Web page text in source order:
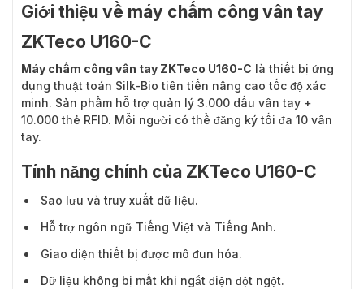
Giới thiệu về máy chấm công vân tay
ZKTeco U160-C
Máy chấm công vân tay ZKTeco U160-C là thiết bị ứng
dụng thuật toán Silk-Bio tiên tiến nâng cao tốc độ xác
minh. Sản phẩm hỗ trợ quản lý 3.000 dấu vân tay +
10.000 thẻ RFID. Mỗi người có thể đăng ký tối đa 10 vân
tay.
Tính năng chính của ZKTeco U160-C
Sao lưu và truy xuất dữ liệu.
Hỗ trợ ngôn ngữ Tiếng Việt và Tiếng Anh.
Giao diện thiết bị được mô đun hóa.
Dữ liệu không bị mất khi ngắt điện đột ngột.